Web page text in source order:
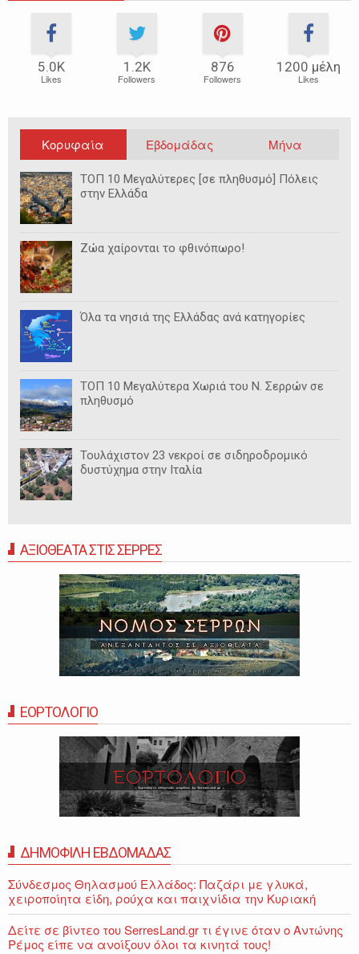
5.0Κ
Likes
1.2Κ
Followers
876
Followers
1200 μέλη
Likes
Κορυφαία Εβδομάδας Μήνα
ΤΟΠ 10 Μεγαλύτερες [σε πληθυσμό] Πόλεις
στην Ελλάδα
Ζώα χαίρονται το φθινόπωρο!
Όλα τα νησιά της Ελλάδας ανά κατηγορίες
ΤΟΠ 10 Μεγαλύτερα Χωριά του Ν. Σερρών σε
πληθυσμό
Τουλάχιστον 23 νεκροί σε σιδηροδρομικό
δυστύχημα στην Ιταλία
ΑΞΙΟΘΕΑΤΑ ΣΤΙΣ ΣΕΡΡΕΣ
ΕΟΡΤΟΛΟΓΙΟ
ΔΗΜΟΦΙΛΗ ΕΒΔΟΜΑΔΑΣ
Σύνδεσμος Θηλασμού Ελλάδος: Παζάρι με γλυκά,
χειροποίητα είδη, ρούχα και παιχνίδια την Κυριακή
Δείτε σε βίντεο του SerresLand.gr τι έγινε όταν ο Αντώνης
Ρέμος είπε να ανοίξουν όλοι τα κινητά τους!